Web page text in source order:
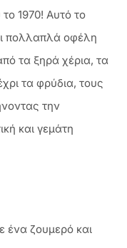
1970! Αυτό το
πολλαπλά οφέλη
τα ξηρά χέρια, τα
τα φρύδια, τους
την
και γεμάτη
ζουμερό και